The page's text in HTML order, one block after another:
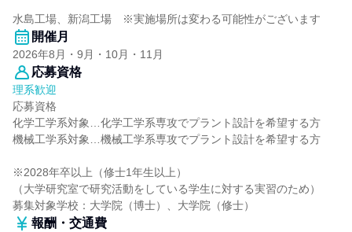
水島工場、新潟工場 ※実施場所は変わる可能性がございます
開催月
2026年8月・9月・10月・11月
応募資格
理系歓迎
応募資格
化学工学系対象…化学工学系専攻でプラント設計を希望する方
機械工学系対象…機械工学系専攻でプラント設計を希望する方
※2028年卒以上（修士1年生以上）
（大学研究室で研究活動をしている学生に対する実習のため）
募集対象学校：大学院（博士）、大学院（修士）
報酬・交通費